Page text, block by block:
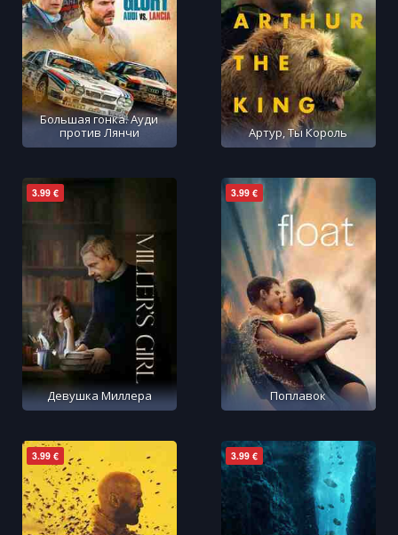
Артур, Ты Король
Большая гонка. Ауди
против Лянчи
3.99 €
Поплавок
3.99 €
Девушка Миллера
3.99 €
3.99 €